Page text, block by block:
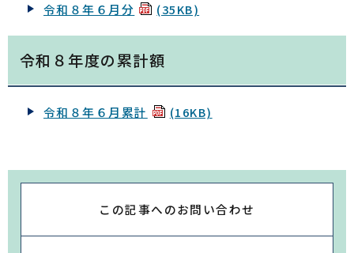
令和８年６月分
(35KB)
令和８年度の累計額
令和８年６月累計 (16KB)
この記事へのお問い合わせ